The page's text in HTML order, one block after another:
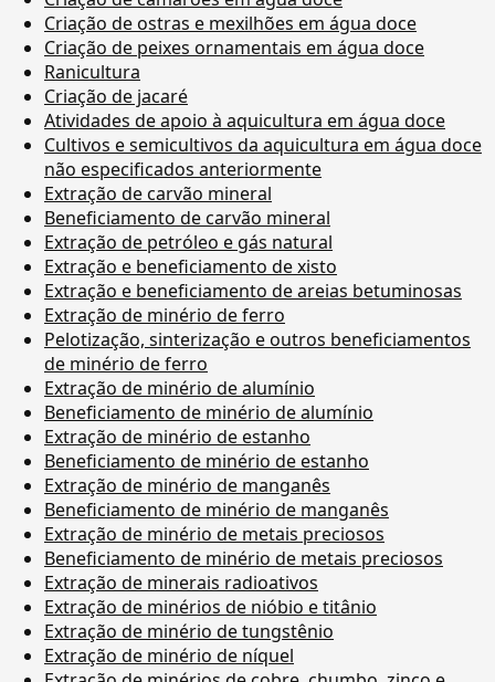
Criação de ostras e mexilhões em água doce
Criação de peixes ornamentais em água doce
Ranicultura
Criação de jacaré
Atividades de apoio à aquicultura em água doce
Cultivos e semicultivos da aquicultura em água doce
não especificados anteriormente
Extração de carvão mineral
Beneficiamento de carvão mineral
Extração de petróleo e gás natural
Extração e beneficiamento de xisto
Extração e beneficiamento de areias betuminosas
Extração de minério de ferro
Pelotização, sinterização e outros beneficiamentos
de minério de ferro
Extração de minério de alumínio
Beneficiamento de minério de alumínio
Extração de minério de estanho
Beneficiamento de minério de estanho
Extração de minério de manganês
Beneficiamento de minério de manganês
Extração de minério de metais preciosos
Beneficiamento de minério de metais preciosos
Extração de minerais radioativos
Extração de minérios de nióbio e titânio
Extração de minério de tungstênio
Extração de minério de níquel